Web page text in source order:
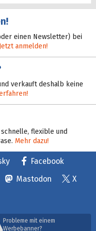
einen Newsletter) bei
Jetzt anmelden!
verkauft deshalb keine
flexible und
Mehr dazu!
Facebook
Mastodon
X
Probleme mit einem
Werbebanner?